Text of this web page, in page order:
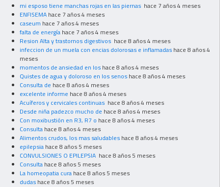
mi esposo tiene manchas rojas en las piernas hace 7 años 4 meses
ENFISEMA hace 7 años 4 meses
caseum hace 7 años 4 meses
falta de energía hace 7 años 4 meses
Resion Alta y trastornos digestivos hace 8 años 4 meses
infeccion de un muela con encias dolorosas e inflamadas hace 8 años 4
meses
momentos de ansiedad en los hace 8 años 4 meses
Quistes de agua y doloroso en los senos hace 8 años 4 meses
Consulta de hace 8 años 4 meses
excelente informe hace 8 años 4 meses
Acuíferos y cervicales continuas hace 8 años 4 meses
Desde niña padezco mucho de hace 8 años 4 meses
Con moxibustión en R3, R7 o hace 8 años 4 meses
Consulta hace 8 años 4 meses
Alimentos crudos, los mas saludables hace 8 años 4 meses
epilepsia hace 8 años 5 meses
CONVULSIONES O EPILEPSIA hace 8 años 5 meses
Consulta hace 8 años 5 meses
La homeopatia cura hace 8 años 5 meses
dudas hace 8 años 5 meses